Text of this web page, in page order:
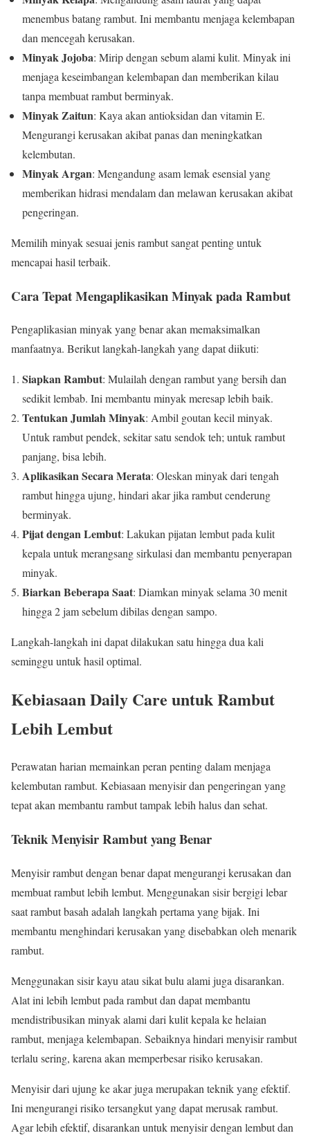
menembus batang rambut. Ini membantu menjaga kelembapan
dan mencegah kerusakan.
Minyak Jojoba: Mirip dengan sebum alami kulit. Minyak ini
menjaga keseimbangan kelembapan dan memberikan kilau
tanpa membuat rambut berminyak.
Minyak Zaitun: Kaya akan antioksidan dan vitamin E.
Mengurangi kerusakan akibat panas dan meningkatkan
kelembutan.
Minyak Argan: Mengandung asam lemak esensial yang
memberikan hidrasi mendalam dan melawan kerusakan akibat
pengeringan.
Memilih minyak sesuai jenis rambut sangat penting untuk
mencapai hasil terbaik.
Cara Tepat Mengaplikasikan Minyak pada Rambut
Pengaplikasian minyak yang benar akan memaksimalkan
manfaatnya. Berikut langkah-langkah yang dapat diikuti:
Siapkan Rambut: Mulailah dengan rambut yang bersih dan
sedikit lembab. Ini membantu minyak meresap lebih baik.
Tentukan Jumlah Minyak: Ambil goutan kecil minyak.
Untuk rambut pendek, sekitar satu sendok teh; untuk rambut
panjang, bisa lebih.
Aplikasikan Secara Merata: Oleskan minyak dari tengah
rambut hingga ujung, hindari akar jika rambut cenderung
berminyak.
Pijat dengan Lembut: Lakukan pijatan lembut pada kulit
kepala untuk merangsang sirkulasi dan membantu penyerapan
minyak.
Biarkan Beberapa Saat: Diamkan minyak selama 30 menit
hingga 2 jam sebelum dibilas dengan sampo.
Langkah-langkah ini dapat dilakukan satu hingga dua kali
seminggu untuk hasil optimal.
Kebiasaan Daily Care untuk Rambut
Lebih Lembut
Perawatan harian memainkan peran penting dalam menjaga
kelembutan rambut. Kebiasaan menyisir dan pengeringan yang
tepat akan membantu rambut tampak lebih halus dan sehat.
Teknik Menyisir Rambut yang Benar
Menyisir rambut dengan benar dapat mengurangi kerusakan dan
membuat rambut lebih lembut. Menggunakan sisir bergigi lebar
saat rambut basah adalah langkah pertama yang bijak. Ini
membantu menghindari kerusakan yang disebabkan oleh menarik
rambut.
Menggunakan sisir kayu atau sikat bulu alami juga disarankan.
Alat ini lebih lembut pada rambut dan dapat membantu
mendistribusikan minyak alami dari kulit kepala ke helaian
rambut, menjaga kelembapan. Sebaiknya hindari menyisir rambut
terlalu sering, karena akan memperbesar risiko kerusakan.
Menyisir dari ujung ke akar juga merupakan teknik yang efektif.
Ini mengurangi risiko tersangkut yang dapat merusak rambut.
Agar lebih efektif, disarankan untuk menyisir dengan lembut dan